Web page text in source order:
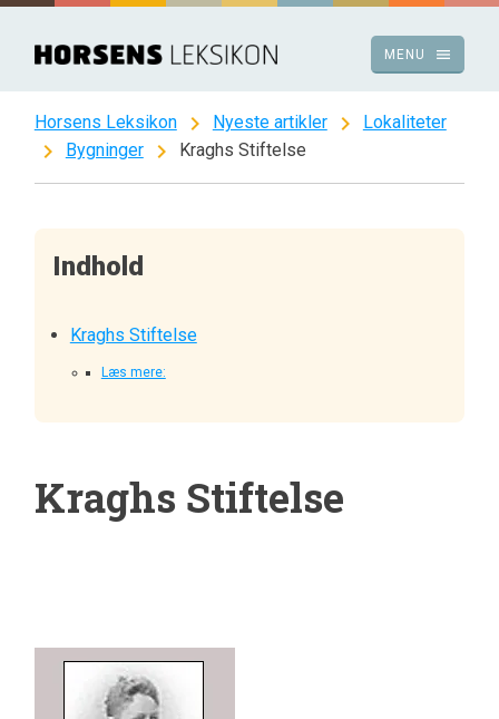
Spring
indhold
menu
MENU
Horsens Leksikon chevron_right Nyeste artikler chevron_right Lokaliteter
chevron_right Bygninger chevron_right Kraghs Stiftelse
Indhold
Kraghs Stiftelse
Læs mere:
Kraghs Stiftelse